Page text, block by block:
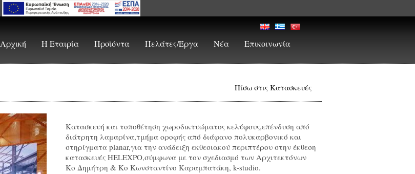
Αρχική Η Εταιρία Προϊόντα Πελάτες/Έργα Νέα Επικοινωνία
Κατασκευή και τοποθέτηση χωροδικτυώματος κελύφους,επένδυση από
διάτρητη λαμαρίνα,τμήμα οροφής από διάφανο πολυκαρβονικό και
στηρίγματα planar,για την ανάδειξη εκθεσιακού περιπτέρου στην έκθεση
κατασκευές HELEXPO,σύμφωνα με τον σχεδιασμό των Αρχιτεκτόνων
Κο Δημήτρη & Κο Κωνσταντίνο Καραμπατάκη, k-studio.
Πίσω στις Κατασκευές